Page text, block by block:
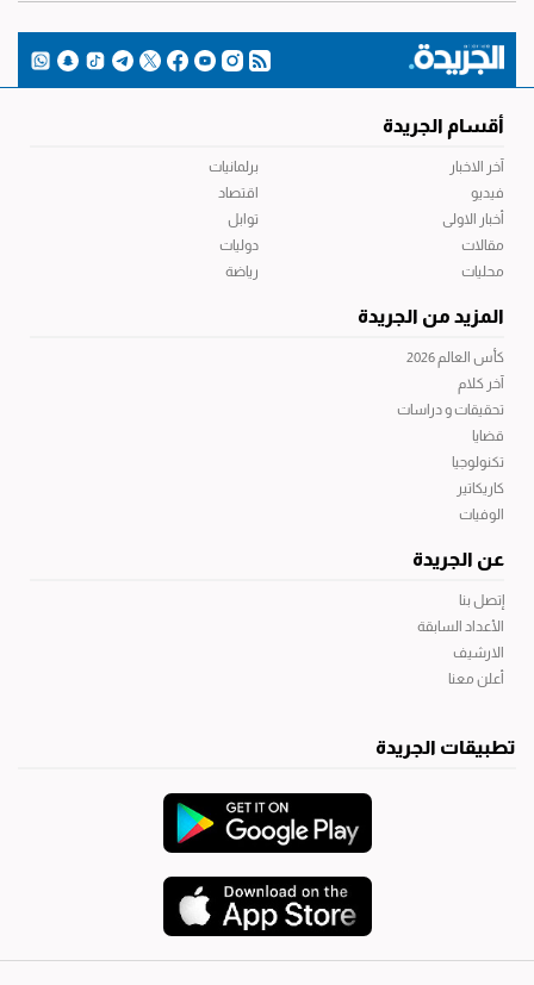
أقسام الجريدة
آخر الاخبار
فيديو
أخبار الاولى
مقالات
محليات
برلمانيات
اقتصاد
توابل
دوليات
رياضة
المزيد من الجريدة
كأس العالم 2026
آخر كلام
تحقيقات و دراسات
قضايا
تكنولوجيا
كاريكاتير
الوفيات
عن الجريدة
إتصل بنا
الأعداد السابقة
الارشيف
أعلن معنا
تطبيقات الجريدة